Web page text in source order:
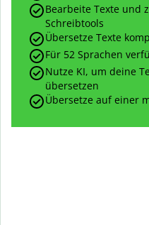
Bearbeite Texte und
Schreibtools
Übersetze Texte
Für 52 Sprachen
Nutze KI, um deine
übersetzen
Übersetze auf einer